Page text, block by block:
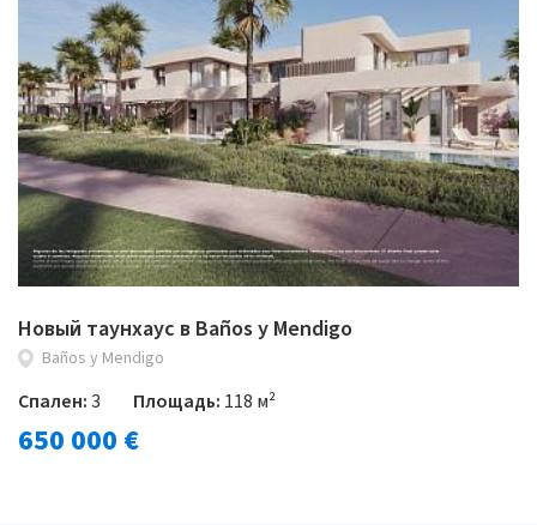
Новый таунхаус в Baños y Mendigo
Baños y Mendigo
Спален:3 Площадь: 118 м²
650 000 €